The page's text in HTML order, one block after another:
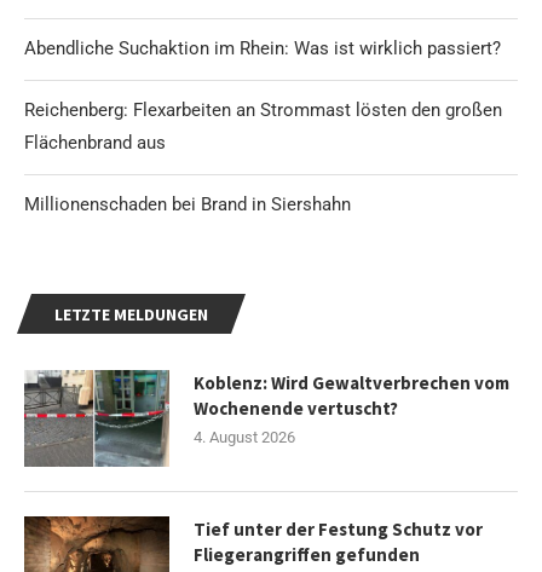
Abendliche Suchaktion im Rhein: Was ist wirklich passiert?
Reichenberg: Flexarbeiten an Strommast lösten den großen
Flächenbrand aus
Millionenschaden bei Brand in Siershahn
LETZTE MELDUNGEN
Koblenz: Wird Gewaltverbrechen vom
Wochenende vertuscht?
4. August 2026
Tief unter der Festung Schutz vor
Fliegerangriffen gefunden